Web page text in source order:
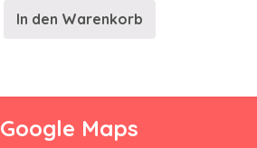
In den Warenkorb
Google Maps